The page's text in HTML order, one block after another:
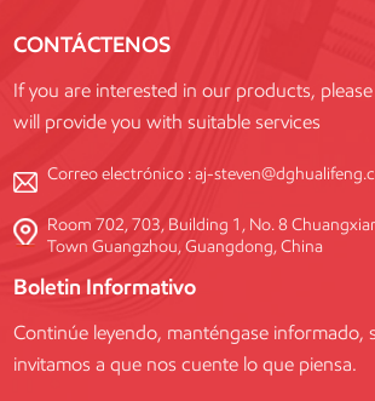
CONTÁCTENOS
If you are interested in our products,
will provide you with suitable services
Correo electrónico :aj-
Room 702, 703, Building 1, No. 8
Town Guangzhou, Guangdong, China
Boletin Informativo
Continúe leyendo, manténgase informado,
invitamos a que nos cuente lo que piensa.